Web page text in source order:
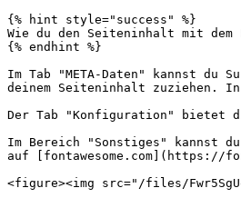
{% hint style="success" %}
Wie du den Seiteninhalt mit
{% endhint %}
Im Tab "META-Daten" kannst du
deinem Seiteninhalt zuziehen.
Der Tab "Konfiguration" bietet
Im Bereich "Sonstiges" kannst
auf [fontawesome.com](https://
<figure><img src="/files/